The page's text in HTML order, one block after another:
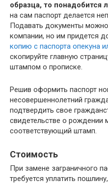
образца, то понадобится
на сам паспорт делается
Подавать документы
компании, но им придется
копию с паспорта опекуна
скопируйте главную
штампом о прописке.
Решив оформить паспорт
несовершеннолетний
подтвердить свое
свидетельстве о рождении
соответствующий штамп.
Стоимость
При замене заграничного
требуется уплатить